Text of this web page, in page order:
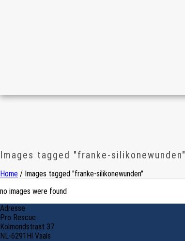
Images tagged "franke-silikonewunden"
Home / Images tagged "franke-silikonewunden"
no images were found
Adresse
Pro Rescue
Kolmondstraat 37
NL-6291Hl Vaals